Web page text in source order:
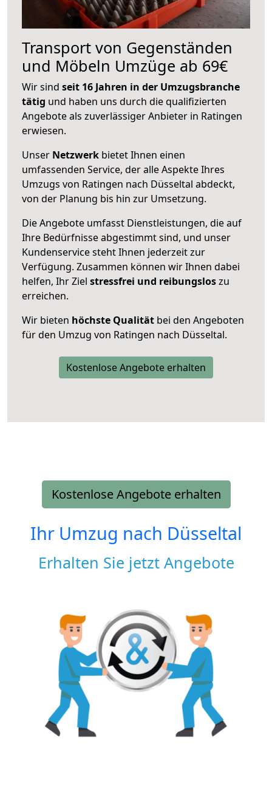
Transport von Gegenständen
und Möbeln Umzüge ab 69€
Wir sind seit 16 Jahren in der Umzugsbranche
tätig und haben uns durch die qualifizierten
Angebote als zuverlässiger Anbieter in Ratingen
erwiesen.
Unser Netzwerk bietet Ihnen einen
umfassenden Service, der alle Aspekte Ihres
Umzugs von Ratingen nach Düsseltal abdeckt,
von der Planung bis hin zur Umsetzung.
Die Angebote umfasst Dienstleistungen, die auf
Ihre Bedürfnisse abgestimmt sind, und unser
Kundenservice steht Ihnen jederzeit zur
Verfügung. Zusammen können wir Ihnen dabei
helfen, Ihr Ziel stressfrei und reibungsloszu
erreichen.
Wir bieten höchste Qualität bei den Angeboten
für den Umzug von Ratingen nach Düsseltal.
Kostenlose Angebote erhalten
Kostenlose Angebote erhalten
Ihr Umzug nach Düsseltal
Erhalten Sie jetzt Angebote